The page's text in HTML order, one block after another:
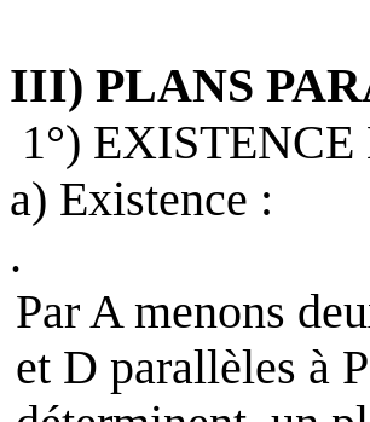
III) PLANS
1°)
a) Existence :
.
Par A menons
et D parallèles à